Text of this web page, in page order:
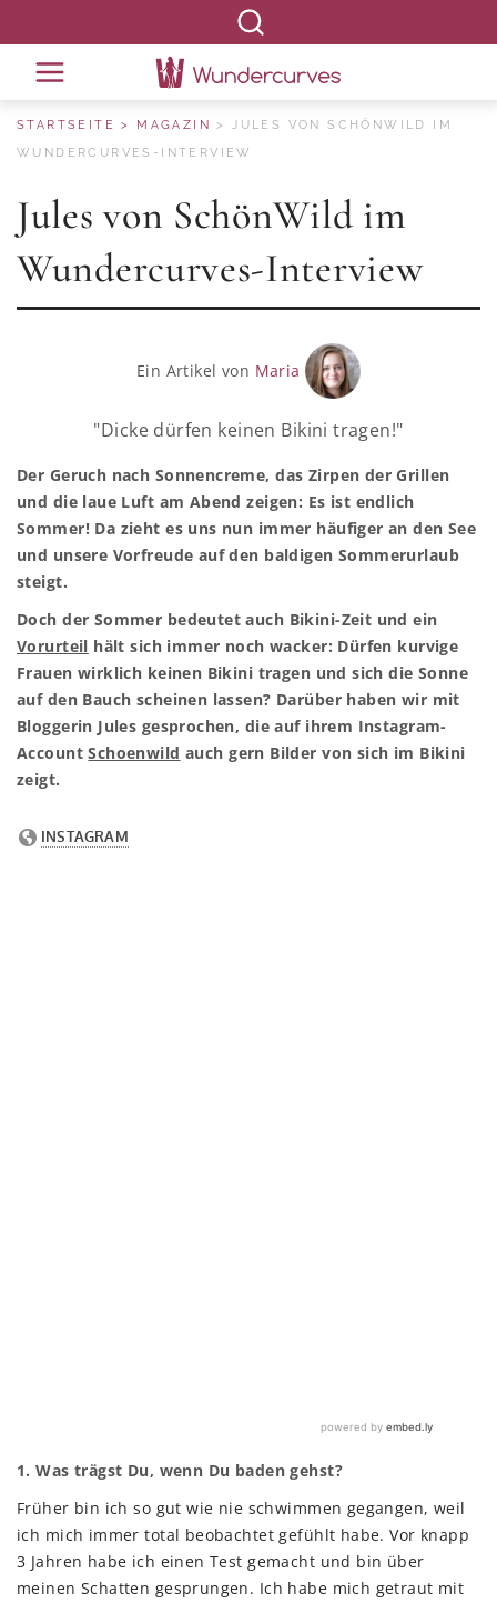
STARTSEITE MAGAZIN
JULES VON SCHÖNWILD IM
WUNDERCURVES-INTERVIEW
Jules von SchönWild im
Wundercurves-Interview
Ein Artikel von Maria
"Dicke dürfen keinen Bikini tragen!"
Der Geruch nach Sonnencreme, das Zirpen der Grillen
und die laue Luft am Abend zeigen: Es ist endlich
Sommer! Da zieht es uns nun immer häufiger an den See
und unsere Vorfreude auf den baldigen Sommerurlaub
steigt.
Doch der Sommer bedeutet auch Bikini-Zeit und ein
Vorurteil hält sich immer noch wacker: Dürfen kurvige
Frauen wirklich keinen Bikini tragen und sich die Sonne
auf den Bauch scheinen lassen? Darüber haben wir mit
Bloggerin Jules gesprochen, die auf ihrem Instagram-
AccountSchoenwild auch gern Bilder von sich im Bikini
zeigt.
1. Was trägst Du, wenn Du baden gehst?
Früher bin ich so gut wie nie schwimmen gegangen, weil
ich mich immer total beobachtet gefühlt habe. Vor knapp
3 Jahren habe ich einen Test gemacht und bin über
meinen Schatten gesprungen. Ich habe mich getraut mit